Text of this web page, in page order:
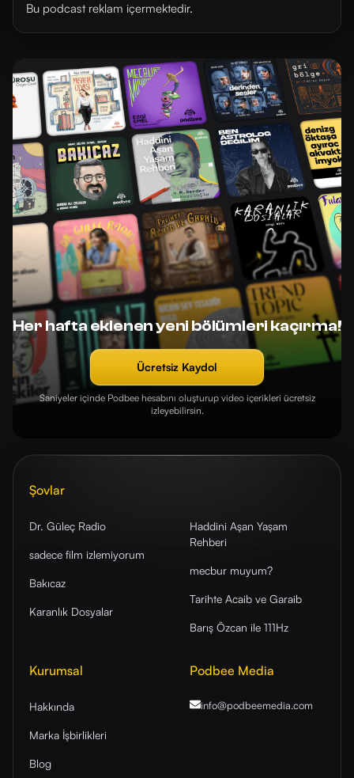
Bu podcast reklam içermektedir.
Her hafta eklenen yeni bölümleri kaçırma!
Ücretsiz Kaydol
Saniyeler içinde Podbee hesabını oluşturup video içerikleri ücretsiz
izleyebilirsin.
Şovlar
Dr. Güleç Radio
sadece film izlemiyorum
Bakıcaz
Karanlık Dosyalar
Haddini Aşan Yaşam
Rehberi
mecbur muyum?
Tarihte Acaib ve Garaib
Barış Özcan ile 111Hz
Kurumsal
Hakkında
Marka İşbirlikleri
Blog
Podbee Media
info@podbeemedia.com